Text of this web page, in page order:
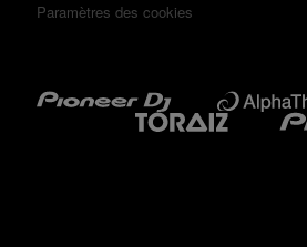
Paramètres des cookies